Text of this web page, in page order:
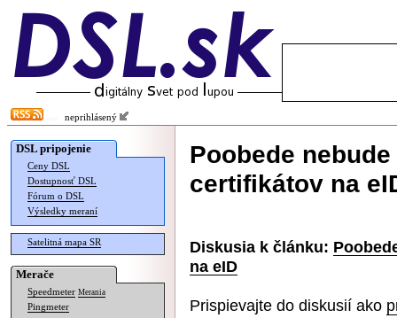
neprihlásený
DSL pripojenie
Ceny DSL
Dostupnosť DSL
Fórum o DSL
Výsledky meraní
Satelitná mapa SR
Merače
Speedmeter Merania
Pingmeter
Poobede
certifikátov na
Diskusia k článku:
na eID
Prispievajte do diskusií ako